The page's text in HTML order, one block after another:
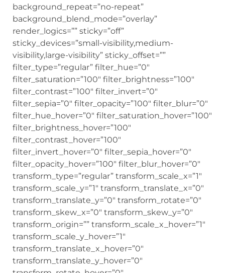
background_repeat=”no-repeat”
background_blend_mode=”overlay”
render_logics=”” sticky=”off”
sticky_devices=”small-visibility,medium-
visibility,large-visibility” sticky_offset=””
filter_type=”regular” filter_hue=”0″
filter_saturation=”100″ filter_brightness=”100″
filter_contrast=”100″ filter_invert=”0″
filter_sepia=”0″ filter_opacity=”100″ filter_blur=”0″
filter_hue_hover=”0″ filter_saturation_hover=”100″
filter_brightness_hover=”100″
filter_contrast_hover=”100″
filter_invert_hover=”0″ filter_sepia_hover=”0″
filter_opacity_hover=”100″ filter_blur_hover=”0″
transform_type=”regular” transform_scale_x=”1″
transform_scale_y=”1″ transform_translate_x=”0″
transform_translate_y=”0″ transform_rotate=”0″
transform_skew_x=”0″ transform_skew_y=”0″
transform_origin=”” transform_scale_x_hover=”1″
transform_scale_y_hover=”1″
transform_translate_x_hover=”0″
transform_translate_y_hover=”0″